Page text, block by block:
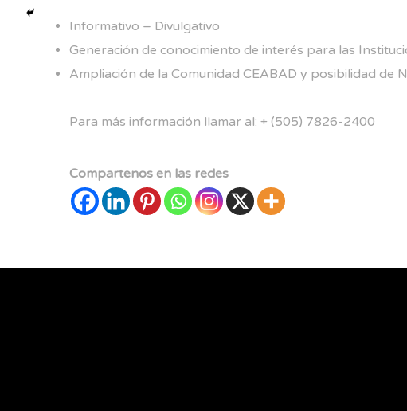
Informativo – Divulgativo
Generación de conocimiento de interés para las
Ampliación de la Comunidad CEABAD y posibilidad de
Para más información llamar al: + (505) 7826-2400
Compartenos en las redes